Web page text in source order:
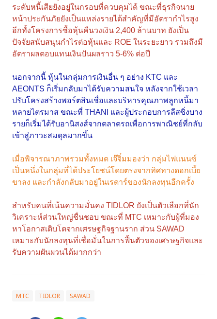
ระดับหนี้เสียยังอยู่ในกรอบที่ควบคุมได้ ขณะที่ธุรกิจนาย
หน้าประกันภัยยังเป็นแหล่งรายได้สำคัญที่มีอัตรากำไรสูง
อีกทั้งโครงการซื้อหุ้นคืนวงเงิน 2,400 ล้านบาท ยังเป็น
ปัจจัยสนับสนุนกำไรต่อหุ้นและ ROE ในระยะยาว รวมถึงมี
อัตราผลตอบแทนเงินปันผลราว 5-6% ต่อปี
นอกจากนี้ หุ้นในกลุ่มการเงินอื่น ๆ อย่าง KTC และ
AEONTS ก็เริ่มกลับมาได้รับความสนใจ หลังจากใช้เวลา
ปรับโครงสร้างพอร์ตสินเชื่อและบริหารคุณภาพลูกหนี้มา
หลายไตรมาส ขณะที่ THANI และผู้ประกอบการลีสซิ่งบาง
รายก็เริ่มได้รับอานิสงส์จากตลาดรถเพื่อการพาณิชย์ที่กลับ
เข้าสู่ภาวะสมดุลมากขึ้น
เมื่อพิจารณาภาพรวมทั้งหมด เจ๊จิ๋มมองว่า กลุ่มไฟแนนซ์
เป็นหนึ่งในกลุ่มที่ได้ประโยชน์โดยตรงจากทิศทางดอกเบี้ย
ขาลง และกำลังกลับมาอยู่ในเรดาร์ของนักลงทุนอีกครั้ง
สำหรับคนที่เน้นความมั่นคง TIDLOR ยังเป็นตัวเลือกที่นัก
วิเคราะห์ส่วนใหญ่ชื่นชอบ ขณะที่ MTC เหมาะกับผู้ที่มอง
หาโอกาสเติบโตจากเศรษฐกิจฐานราก ส่วน SAWAD
เหมาะกับนักลงทุนที่เชื่อมั่นในการฟื้นตัวของเศรษฐกิจและ
รับความผันผวนได้มากกว่า
MTC TIDLOR SAWAD